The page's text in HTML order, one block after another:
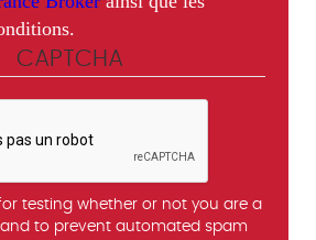
CAPTCHA
for testing whether or not you are a
to prevent automated spam